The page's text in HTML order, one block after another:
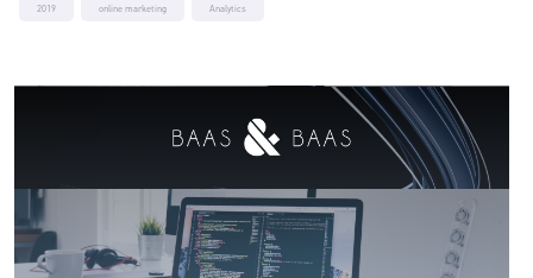
2019 online marketing Analytics